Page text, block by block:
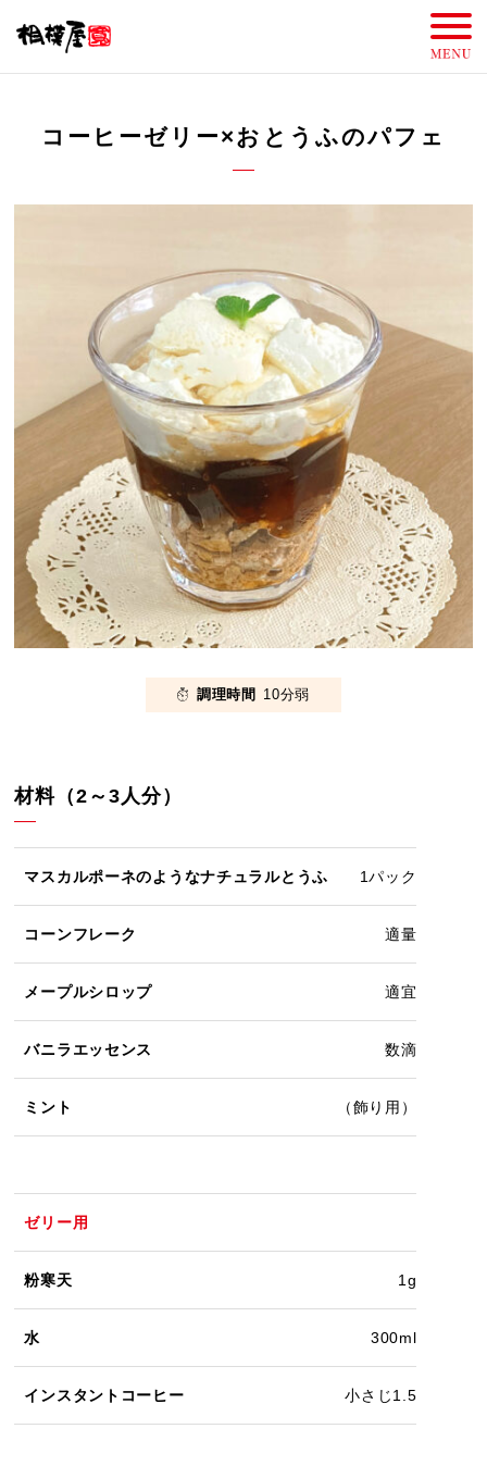
コーヒーゼリー×おとうふのパフェ
調理時間 10分弱
材料（2～3人分）
マスカルポーネのようなナチュラルとうふ 1パック
コーンフレーク 適量
メープルシロップ 適宜
バニラエッセンス 数滴
ミント （飾り用）
ゼリー用
粉寒天 1g
水 300ml
インスタントコーヒー 小さじ1.5